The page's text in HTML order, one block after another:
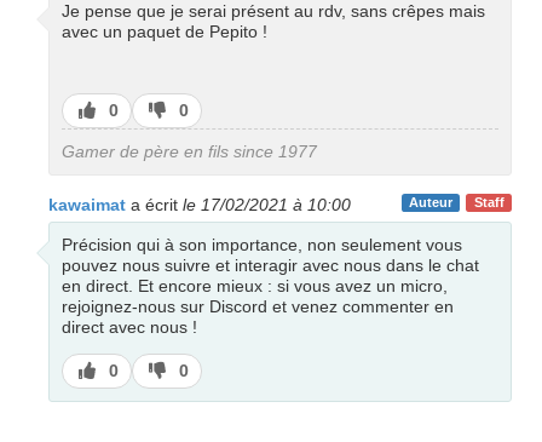
Je pense que je serai présent au rdv, sans crêpes mais
avec un paquet de Pepito !
J’aime
0
J’aime
pas
0
Gamer de père en fils since 1977
Staff
Auteur
kawaimat a écrit le 17/02/2021 à 10:00
Précision qui à son importance, non seulement vous
pouvez nous suivre et interagir avec nous dans le chat
en direct. Et encore mieux : si vous avez un micro,
rejoignez-nous sur Discord et venez commenter en
direct avec nous !
J’aime
0
J’aime
pas
0